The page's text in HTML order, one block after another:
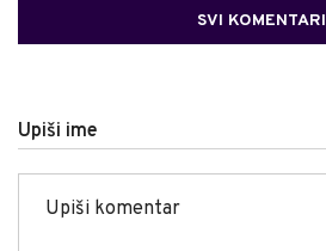
SVI KOMENTARI
Upiši ime